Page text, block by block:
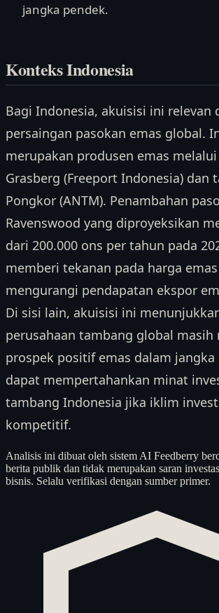
jangka pendek.
Konteks Indonesia
Bagi Indonesia, akuisisi ini relevan
persaingan pasokan emas global.
merupakan produsen emas
Grasberg (Freeport Indonesia) dan
Pongkor (ANTM). Penambahan
Ravenswood yang diproyeksikan
dari 200.000 ons per tahun pada
memberi tekanan pada harga
mengurangi pendapatan ekspor
Di sisi lain, akuisisi ini
perusahaan tambang global masih
prospek positif emas dalam jangka
dapat mempertahankan minat
tambang Indonesia jika iklim
kompetitif.
Analisis ini dibuat oleh sistem AI Feedberry
berita publik dan tidak merupakan saran
bisnis. Selalu verifikasi dengan sumber primer.